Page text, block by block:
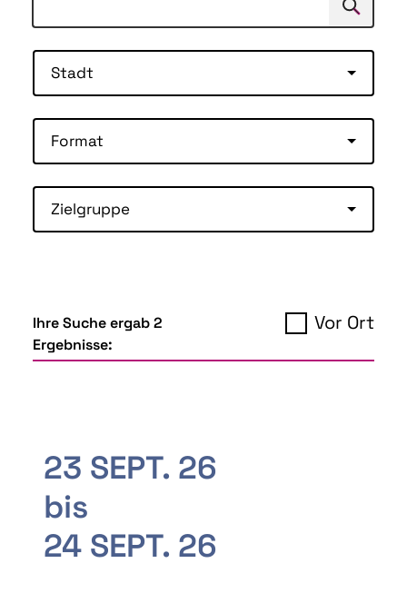
Suchen
Stadt
Format
Zielgruppe
Ihre Suche ergab 2
Ergebnisse:
Vor Ort
23 SEPT. 26
bis
24 SEPT. 26